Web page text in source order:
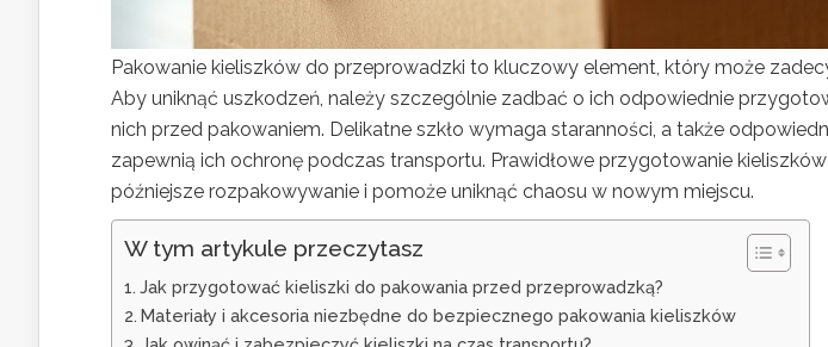
Pakowanie kieliszków do przeprowadzki to kluczowy element, który może
Aby uniknąć uszkodzeń, należy szczególnie zadbać o ich odpowiednie
nich przed pakowaniem. Delikatne szkło wymaga staranności, a także
zapewnią ich ochronę podczas transportu. Prawidłowe przygotowanie
późniejsze rozpakowywanie i pomoże uniknąć chaosu w nowym miejscu.
W tym artykule przeczytasz
Jak przygotować kieliszki do pakowania przed przeprowadzką?
Materiały i akcesoria niezbędne do bezpiecznego pakowania kieliszków